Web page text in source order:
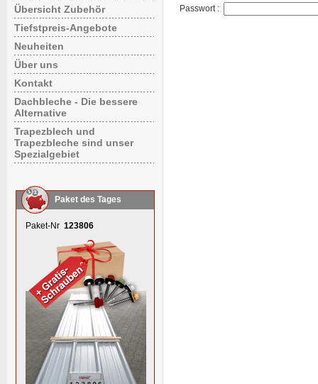
Übersicht Zubehör
Tiefstpreis-Angebote
Neuheiten
Über uns
Kontakt
Dachbleche - Die bessere
Alternative
Trapezblech und
Trapezbleche sind unser
Spezialgebiet
Paket des Tages
Paket-Nr 123806
Passwort: